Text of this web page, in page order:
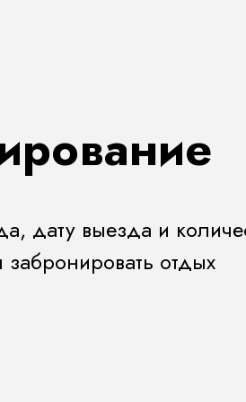
дату выезда и
забронировать отдых